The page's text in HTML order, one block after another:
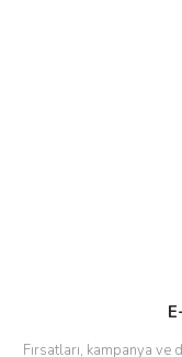
Fırsatları, kampanya